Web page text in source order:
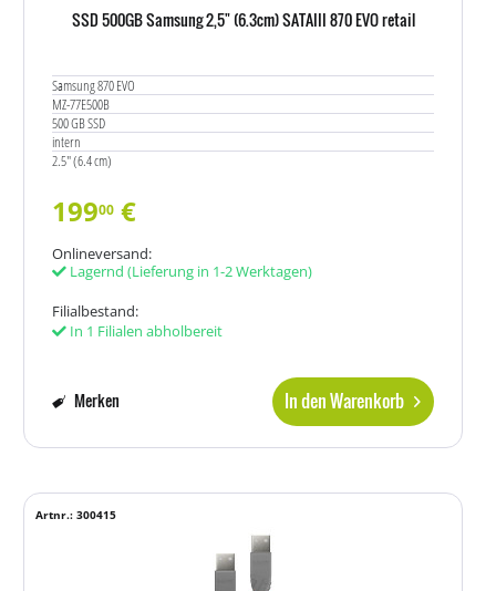
SSD 500GB Samsung 2,5" (6.3cm) SATAIII 870 EVO retail
Samsung 870 EVO
MZ-77E500B
500 GB SSD
intern
2.5" (6.4 cm)
19900 €
Onlineversand:
Lagernd (Lieferung in 1-2 Werktagen)
Filialbestand:
In 1 Filialen abholbereit
In den Warenkorb
Merken
Artnr.: 300415